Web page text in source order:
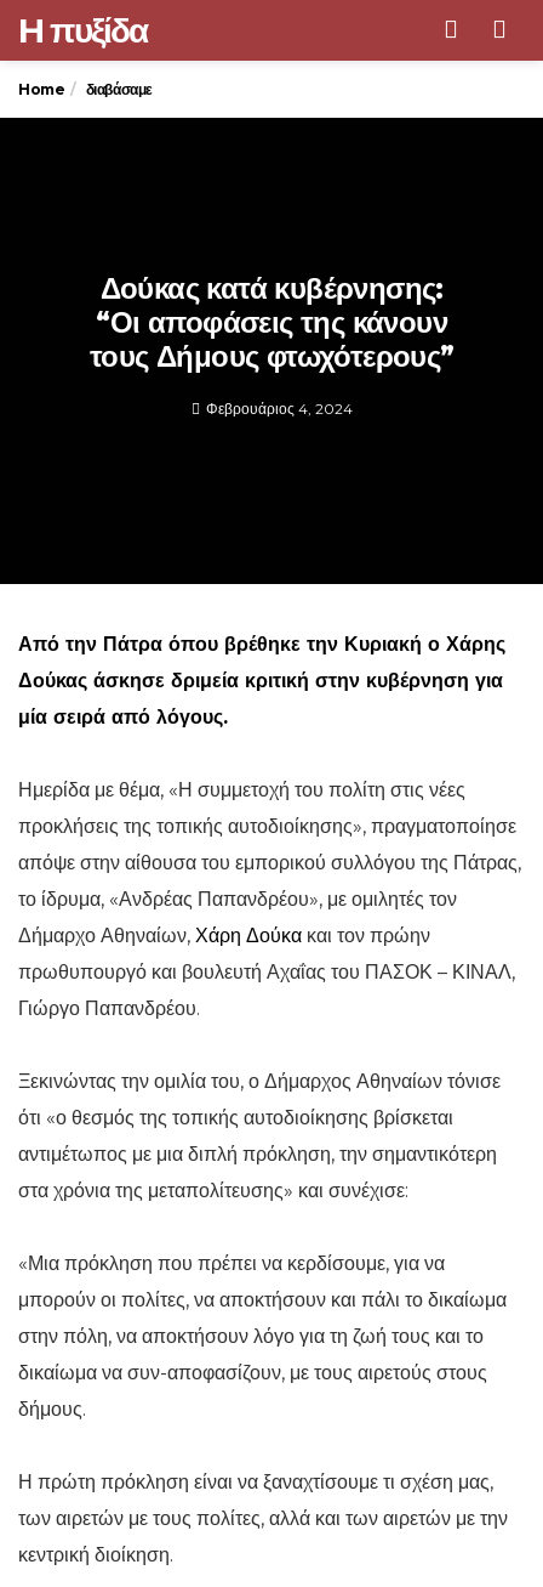
H πυξίδα
Home διαβάσαμε
Δούκας κατά κυβέρνησης:
“Οι αποφάσεις της κάνουν
τους Δήμους φτωχότερους”
Φεβρουάριος 4, 2024
Από την Πάτρα όπου βρέθηκε την Κυριακή ο Χάρης
Δούκας άσκησε δριμεία κριτική στην κυβέρνηση για
μία σειρά από λόγους.
Ημερίδα με θέμα, «Η συμμετοχή του πολίτη στις νέες
προκλήσεις της τοπικής αυτοδιοίκησης», πραγματοποίησε
απόψε στην αίθουσα του εμπορικού συλλόγου της Πάτρας,
το ίδρυμα, «Ανδρέας Παπανδρέου», με ομιλητές τον
Δήμαρχο Αθηναίων, Χάρη Δούκα και τον πρώην
πρωθυπουργό και βουλευτή Αχαΐας του ΠΑΣΟΚ – ΚΙΝΑΛ,
Γιώργο Παπανδρέου.
Ξεκινώντας την ομιλία του, ο Δήμαρχος Αθηναίων τόνισε
ότι «ο θεσμός της τοπικής αυτοδιοίκησης βρίσκεται
αντιμέτωπος με μια διπλή πρόκληση, την σημαντικότερη
στα χρόνια της μεταπολίτευσης» και συνέχισε:
«Μια πρόκληση που πρέπει να κερδίσουμε, για να
μπορούν οι πολίτες, να αποκτήσουν και πάλι το δικαίωμα
στην πόλη, να αποκτήσουν λόγο για τη ζωή τους και το
δικαίωμα να συν-αποφασίζουν, με τους αιρετούς στους
δήμους.
Η πρώτη πρόκληση είναι να ξαναχτίσουμε τι σχέση μας,
των αιρετών με τους πολίτες, αλλά και των αιρετών με την
κεντρική διοίκηση.